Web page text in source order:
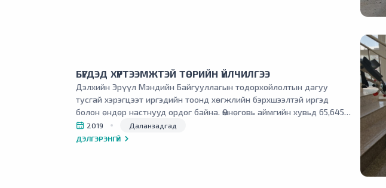
БҮГДЭД ХҮРТЭЭМЖТЭЙ ТӨРИЙН ҮЙЛЧИЛГЭЭ
Дэлхийн Эрүүл Мэндийн Байгууллагын тодорхойлолтын дагуу
тусгай хэрэгцээт иргэдийн тоонд хөгжлийн бэрхшээлтэй иргэд
болон өндөр настнууд ордог байна. Өмнөговь аймгийн хувьд 65,645
иргэн байгаагаас 2018 оны байдлаар 8.7% -нь 55‑аас дээш насны
иргэд, мөн 1694 хөгжлийн бэрхшээлтэй иргэд байна.
2019
Даланзадгад
ДЭЛГЭРЭНГҮЙ